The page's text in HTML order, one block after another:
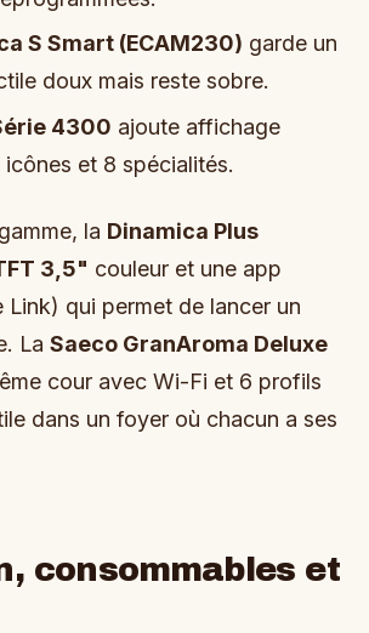
S Smart (ECAM230) garde un
doux mais reste sobre.
4300 ajoute affichage
et 8 spécialités.
la Dinamica Plus
3,5" couleur et une app
Link) qui permet de lancer un
La Saeco GranAroma Deluxe
cour avec Wi-Fi et 6 profils
dans un foyer où chacun a ses
consommables et